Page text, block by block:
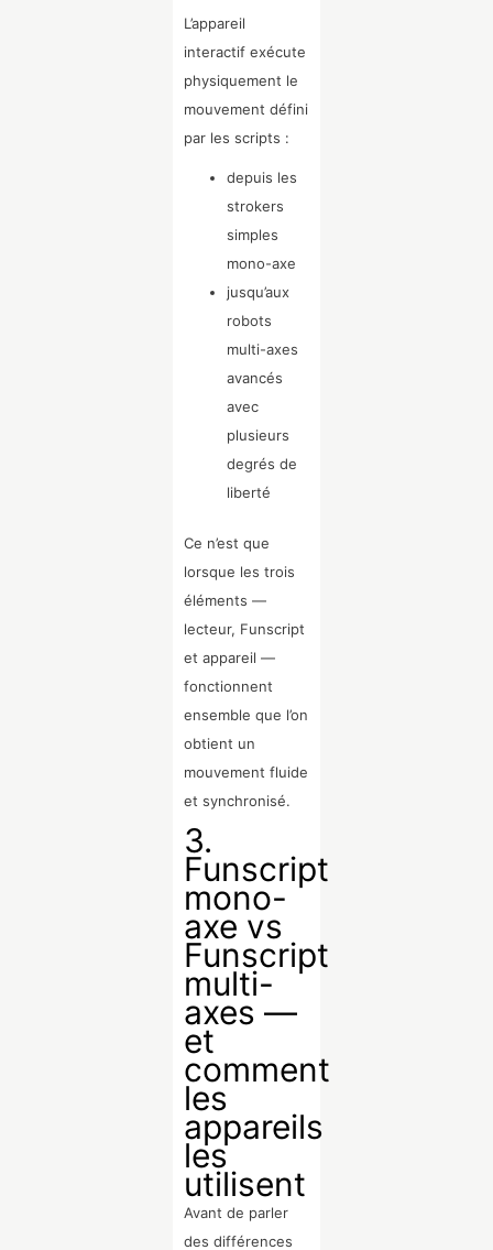
L’appareil
interactif exécute
physiquement le
mouvement défini
par les scripts :
depuis les
strokers
simples
mono-axe
jusqu’aux
robots
multi-axes
avancés
avec
plusieurs
degrés de
liberté
Ce n’est que
lorsque les trois
éléments —
lecteur, Funscript
et appareil —
fonctionnent
ensemble que l’on
obtient un
mouvement fluide
et synchronisé.
3.
Funscript
mono-
axe vs
Funscript
multi-
axes —
et
comment
les
appareils
les
utilisent
Avant de parler
des différences